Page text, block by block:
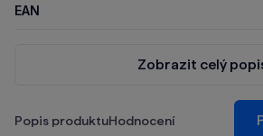
EAN
Zobrazit celý
Popis produktuHodnocení